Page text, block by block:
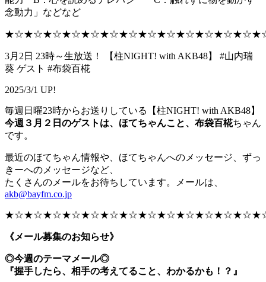
念動力」などなど
3月2日 23時～生放送！ 【柱NIGHT! with AKB48】 #山内瑞
葵 ゲスト #布袋百椛
2025/3/1 UP!
毎週日曜23時からお送りしている【柱NIGHT! with AKB48】
今週３月２日のゲストは、ほてちゃんこと、布袋百椛ちゃん
です。
最近のほてちゃん情報や、ほてちゃんへのメッセージ、ずっ
きーへのメッセージなど、
たくさんのメールをお待ちしています。メールは、
akb@bayfm.co.jp
《メール募集のお知らせ》
◎今週のテーマメール◎
『握手したら、相手の考えてること、わかるかも！？』